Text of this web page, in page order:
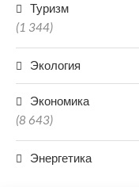
Туризм
(1 344)
Экология
Экономика
(8 643)
Энергетика